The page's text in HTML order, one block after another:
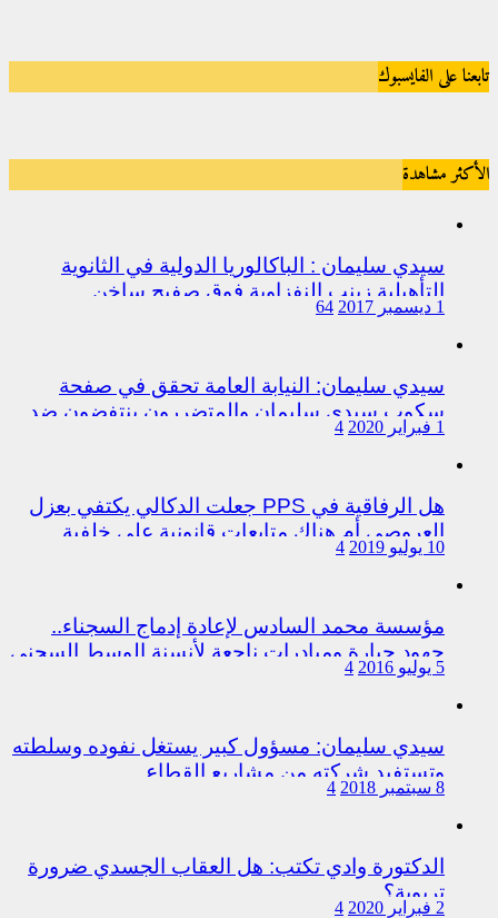
تابعنا على الفايسبوك
الأكثر مشاهدة
سيدي سليمان : الباكالوريا الدولية في الثانوية
التأهيلية زينب النفزاوية فوق صفيح ساخن
1 ديسمبر 2017 64
سيدي سليمان: النيابة العامة تحقق في صفحة
سكوب سيدي سليمان والمتضررون ينتفضون ضد
المتورطين من رجال الشرطة
1 فبراير 2020 4
هل الرفاقية في PPS جعلت الدكالي يكتفي بعزل
العروصي أم هناك متابعات قانونية على خلفية
اختلالات التسيير بمندوبية سيدي سليمان
10 يوليو 2019 4
مؤسسة محمد السادس لإعادة إدماج السجناء..
جهود جبارة ومبادرات ناجعة لأنسنة الوسط السجني
5 يوليو 2016 4
سيدي سليمان: مسؤول كبير يستغل نفوده وسلطته
وتستفيد شركته من مشاريع القطاع
8 سبتمبر 2018 4
الدكتورة وادي تكتب: هل العقاب الجسدي ضرورة
تربوية؟
2 فبراير 2020 4